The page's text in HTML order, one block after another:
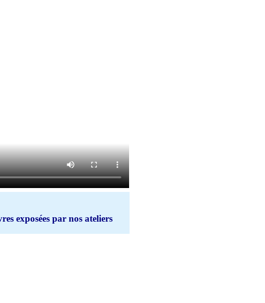
exposées par nos ateliers